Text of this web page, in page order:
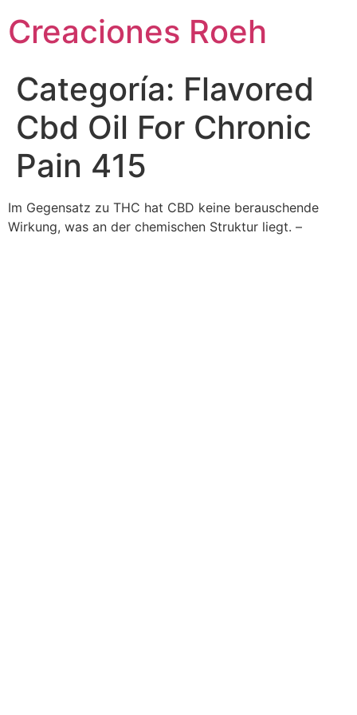
contenido
Creaciones Roeh
Categoría: Flavored
Cbd Oil For Chronic
Pain 415
Im Gegensatz zu THC hat CBD keine berauschende
Wirkung, was an der chemischen Struktur liegt. –